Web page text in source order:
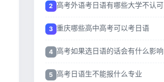
高考外语考日语有哪些大学不认可
重庆哪些高中高考可以考日语
高考如果选日语的话会有什么影响
高考日语生不能报什么专业